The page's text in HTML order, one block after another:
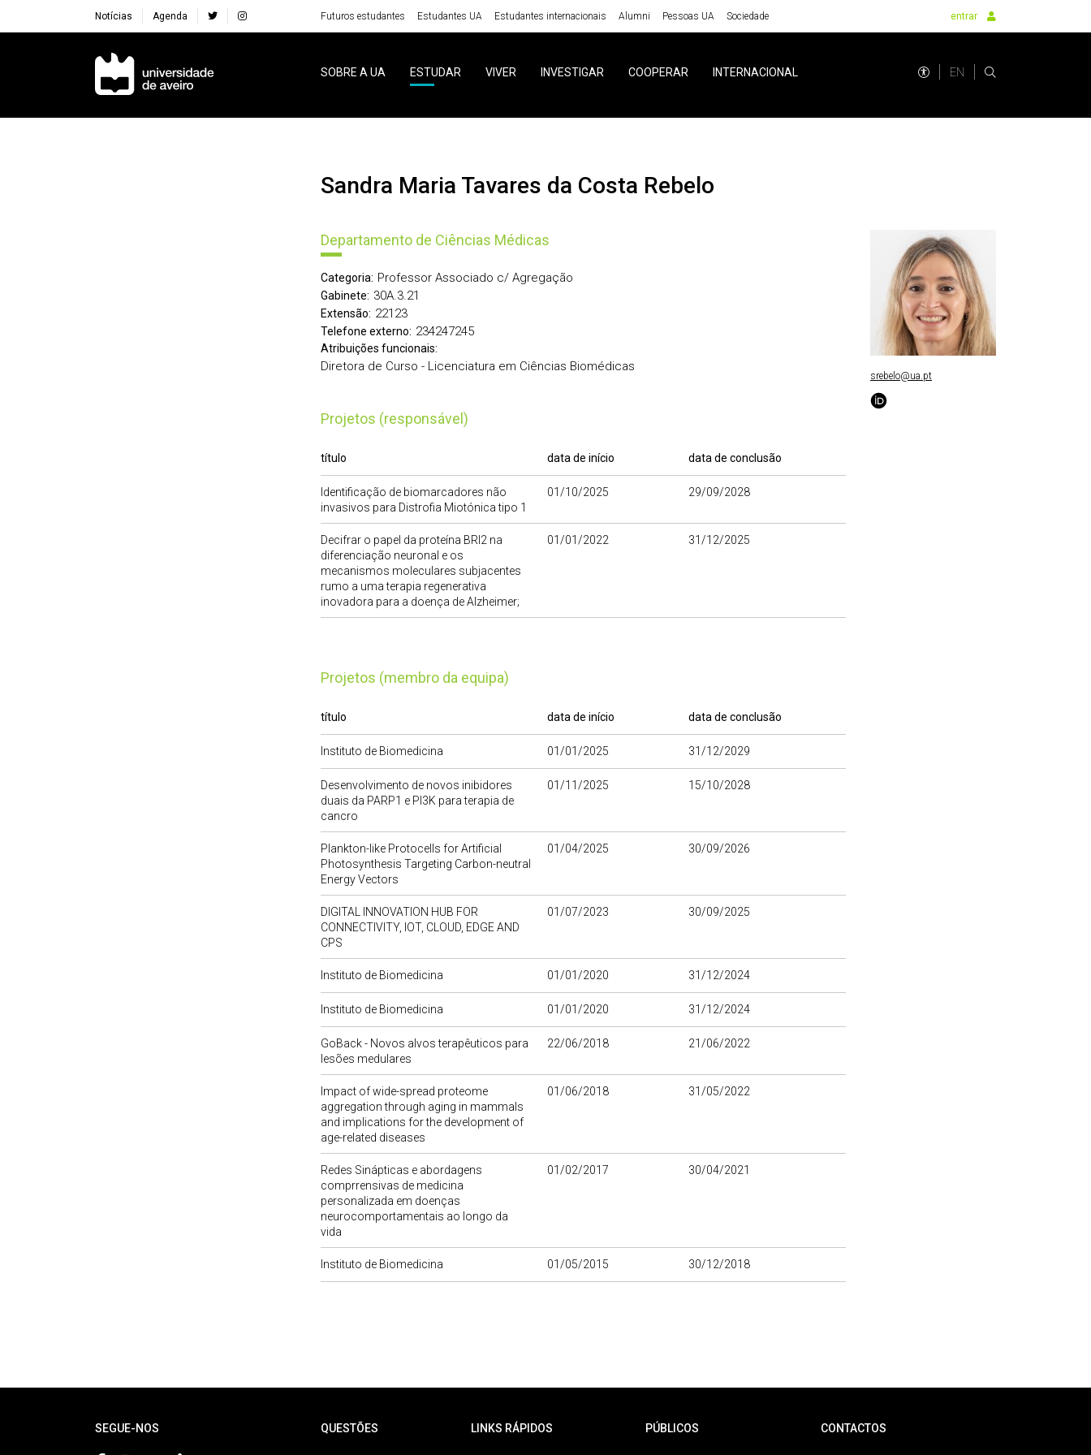
Notícias Agenda Futuros estudantes Estudantes UA Estudantes internacionais Alumni Pessoas UA Sociedade entrar
Navegação Principal
SOBRE A UA ESTUDAR VIVER INVESTIGAR COOPERAR INTERNACIONAL EN
Sandra Maria Tavares da Costa Rebelo
Departamento de Ciências Médicas
Categoria: Professor Associado c/ Agregação
Gabinete: 30A.3.21
Extensão: 22123
Telefone externo: 234247245
Atribuições funcionais:
Diretora de Curso - Licenciatura em Ciências Biomédicas
Projetos (responsável)
título data de início data de conclusão
Identificação de biomarcadores não
invasivos para Distrofia Miotónica tipo 1
01/10/2025 29/09/2028
Decifrar o papel da proteína BRI2 na
diferenciação neuronal e os
mecanismos moleculares subjacentes
rumo a uma terapia regenerativa
inovadora para a doença de Alzheimer;
01/01/2022 31/12/2025
Projetos (membro da equipa)
título data de início data de conclusão
Instituto de Biomedicina 01/01/2025 31/12/2029
Desenvolvimento de novos inibidores
duais da PARP1 e PI3K para terapia de
cancro
01/11/2025 15/10/2028
Plankton-like Protocells for Artificial
Photosynthesis Targeting Carbon-neutral
Energy Vectors
01/04/2025 30/09/2026
DIGITAL INNOVATION HUB FOR
CONNECTIVITY, IOT, CLOUD, EDGE AND
CPS
01/07/2023 30/09/2025
Instituto de Biomedicina 01/01/2020 31/12/2024
Instituto de Biomedicina 01/01/2020 31/12/2024
GoBack - Novos alvos terapêuticos para
lesões medulares
22/06/2018 21/06/2022
Impact of wide-spread proteome
aggregation through aging in mammals
and implications for the development of
age-related diseases
01/06/2018 31/05/2022
Redes Sinápticas e abordagens
comprrensivas de medicina
personalizada em doenças
neurocomportamentais ao longo da
vida
01/02/2017 30/04/2021
Instituto de Biomedicina 01/05/2015 30/12/2018
srebelo@ua.pt
SEGUE-NOS QUESTÕES LINKS RÁPIDOS PÚBLICOS CONTACTOS